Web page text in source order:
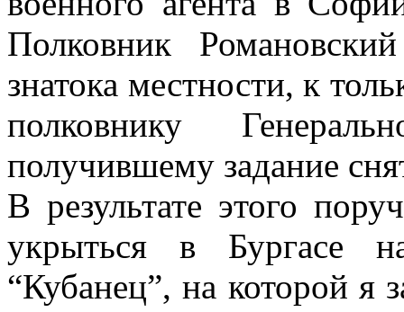
Полковник
знатока местности, к
полковнику
получившему задание
В результате этого
укрыться в Бургасе
“Кубанец”, на которой я